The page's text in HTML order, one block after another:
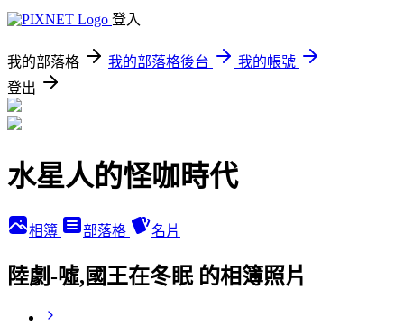
登入
我的部落格 我的部落格後台
我的帳號
登出
水星人的怪咖時代
相簿 部落格 名片
陸劇-噓,國王在冬眠 的相簿照片